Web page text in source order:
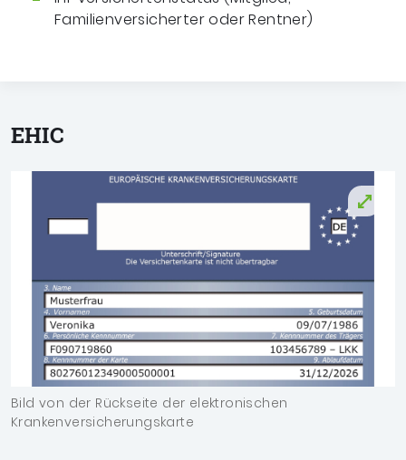
Familienversicherter oder Rentner)
EHIC
Bild von der Rückseite der elektronischen
Krankenversicherungskarte